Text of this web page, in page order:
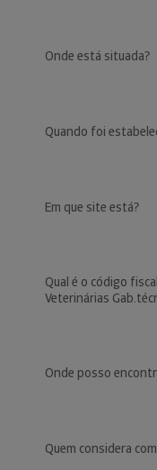
Onde está situada?
Quando foi
Em que site está?
Qual é o código
Veterinárias
Onde posso
Quem considera